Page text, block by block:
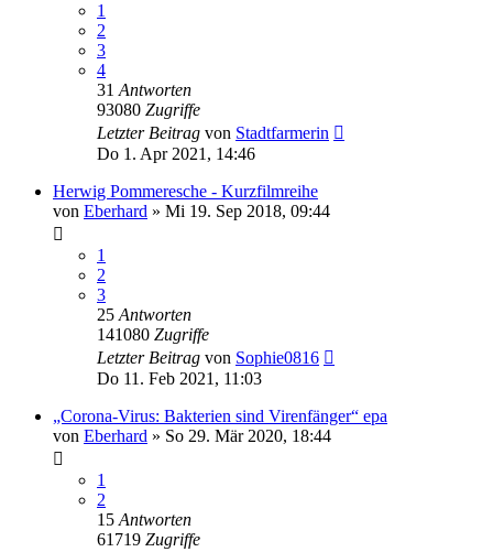
1
2
3
4
31 Antworten
93080 Zugriffe
Letzter Beitrag von Stadtfarmerin
Do 1. Apr 2021, 14:46
Herwig Pommeresche - Kurzfilmreihe
von Eberhard » Mi 19. Sep 2018, 09:44
1
2
3
25 Antworten
141080 Zugriffe
Letzter Beitrag von Sophie0816
Do 11. Feb 2021, 11:03
„Corona-Virus: Bakterien sind Virenfänger“ epa
von Eberhard » So 29. Mär 2020, 18:44
1
2
15 Antworten
61719 Zugriffe